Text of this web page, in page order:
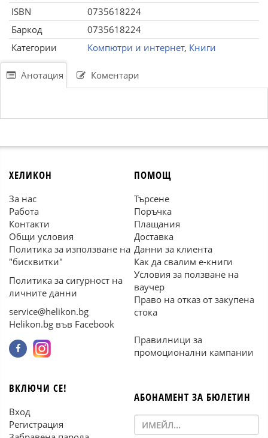
ISBN
0735618224
Баркод
0735618224
Категории
Компютри и интернет, Книги
Анотация Коментари
ХЕЛИКОН
За нас
Работа
Контакти
Общи условия
Политика за използване на
"бисквитки"
Политика за сигурност на
личните данни
service@helikon.bg
Helikon.bg във Facebook
ПОМОЩ
Търсене
Поръчка
Плащания
Доставка
Данни за клиента
Как да свалим е-книги
Условия за ползване на
ваучер
Право на отказ от закупена
стока
Правилници за
промоционални кампании
ВКЛЮЧИ СЕ!
Вход
Регистрация
АБОНАМЕНТ ЗА БЮЛЕТИН